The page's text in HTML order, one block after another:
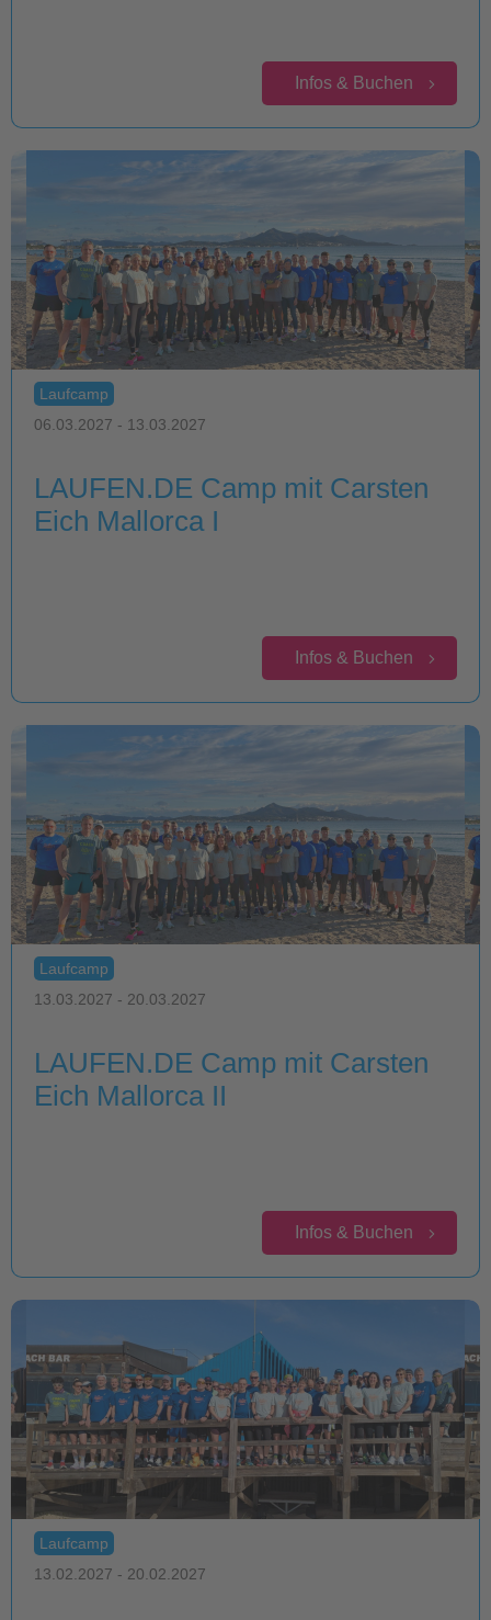
Infos & Buchen
Laufcamp
06.03.2027 - 13.03.2027
LAUFEN.DE Camp mit Carsten
Eich Mallorca I
Infos & Buchen
Laufcamp
13.03.2027 - 20.03.2027
LAUFEN.DE Camp mit Carsten
Eich Mallorca II
Infos & Buchen
Laufcamp
13.02.2027 - 20.02.2027